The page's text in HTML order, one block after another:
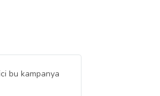
bu kampanya